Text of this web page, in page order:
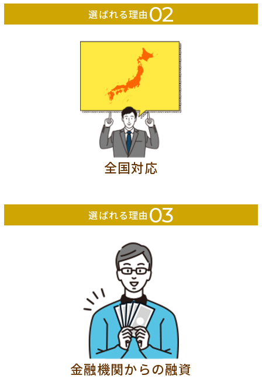
選ばれる理由 02
全国対応
選ばれる理由 03
金融機関からの融資